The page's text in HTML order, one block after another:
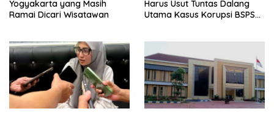
Yogyakarta yang Masih
Ramai Dicari Wisatawan
Harus Usut Tuntas Dalang
Utama Kasus Korupsi BSPS